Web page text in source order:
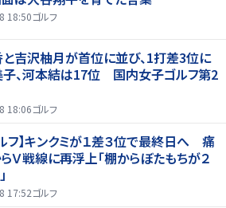
18:50ゴルフ
吉沢柚月が首位に並び、1打差3位に
、河本結は17位 国内女子ゴルフ第2
18:06ゴルフ
フ】キンクミが１差３位で最終日へ 痛
Ｖ戦線に再浮上「棚からぼたもちが２
17:52ゴルフ